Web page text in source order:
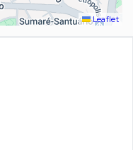
Leaflet